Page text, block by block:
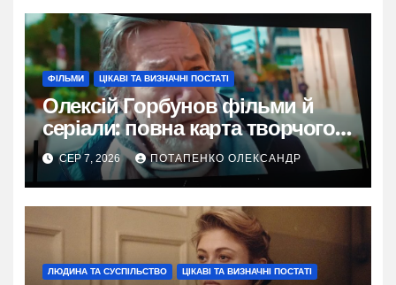
ФІЛЬМИ ЦІКАВІ ТА ВИЗНАЧНІ ПОСТАТІ
Олексій Горбунов фільми й
серіали: повна карта творчого
шляху
СЕР 7, 2026 ПОТАПЕНКО ОЛЕКСАНДР
ЛЮДИНА ТА СУСПІЛЬСТВО ЦІКАВІ ТА ВИЗНАЧНІ ПОСТАТІ